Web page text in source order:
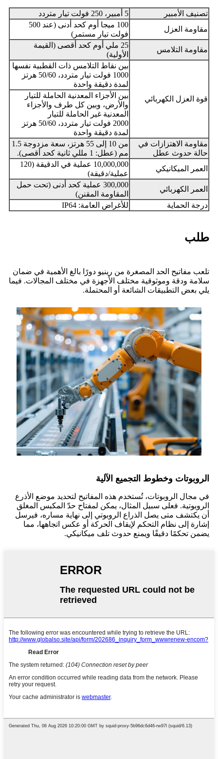
تصنيف الأمبير
5 أمبير، 250 فولت تيار متردد
مقاومة العزل
100 ميجا أوم كحد أدنى (عند 500
فولت تيار مستمر)
مقاومة التلامس
25 ملي أوم كحد أقصى (القيمة
الأولية)
قوة العزل الكهربائي
بين نقاط التلامس ذات القطبية نفسها
1000 فولت تيار متردد، 50/60 هرتز
لمدة دقيقة واحدة
بين الأجزاء المعدنية الحاملة للتيار
والأرض، وبين كل طرف والأجزاء
المعدنية غير الحاملة للتيار
2000 فولت تيار متردد، 50/60 هرتز
لمدة دقيقة واحدة
مقاومة الاهتزازات في
حالة حدوث عطل
من 10 إلى 55 هرتز، سعة مزدوجة 1.5
مم (عطل: 1 مللي ثانية كحد أقصى).
العمر الميكانيكي
10,000,000 عملية في الدقيقة (120
عملية/دقيقة)
العمر الكهربائي
300,000 عملية كحد أدنى (تحت حمل
المقاومة المقنن)
درجة الحماية
للأغراض العامة: IP64
طلب
تلعب مفاتيح الحد المصغرة من رينيو دورًا بالغ الأهمية في ضمان
سلامة ودقة وموثوقية مختلف الأجهزة في مختلف المجالات. فيما
يلي بعض التطبيقات الشائعة أو المحتملة.
الروبوتات وخطوط التجميع الآلية
في مجال الروبوتات، تُستخدم هذه المفاتيح لتحديد موضع الأذرع
الروبوتية. فعلى سبيل المثال، يمكن لمفتاح حدّ المكبس المغلق
أن يكتشف متى يصل الذراع الروبوتي إلى نهاية مساره، فيرسل
إشارة إلى نظام التحكم لإيقاف الحركة أو عكس اتجاهها، مما
يضمن تحكمًا دقيقًا ويمنع حدوث تلف ميكانيكي.